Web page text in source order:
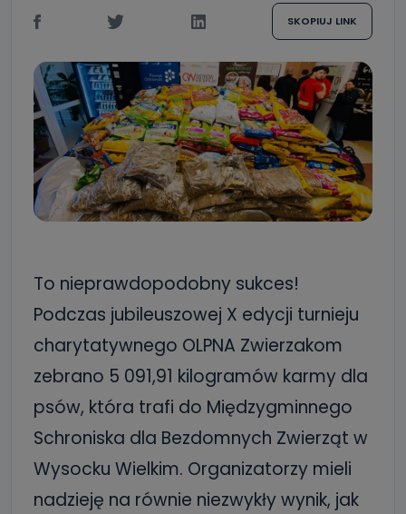
SKOPIUJ LINK
To nieprawdopodobny sukces!
Podczas jubileuszowej X edycji turnieju
charytatywnego OLPNA Zwierzakom
zebrano 5 091,91 kilogramów karmy dla
psów, która trafi do Międzygminnego
Schroniska dla Bezdomnych Zwierząt w
Wysocku Wielkim. Organizatorzy mieli
nadzieję na równie niezwykły wynik, jak